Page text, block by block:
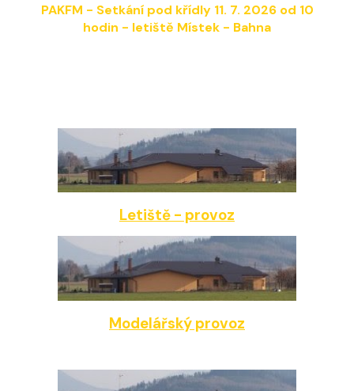
PAKFM - Setkání pod křídly 11. 7. 2026 od 10
hodin - letiště Místek - Bahna
Letiště - provoz
Modelářský provoz